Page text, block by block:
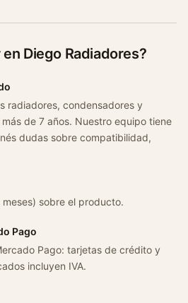
Diego Radiadores?
radiadores, condensadores y
de 7 años. Nuestro equipo tiene
dudas sobre compatibilidad,
sobre el producto.
Pago
Pago: tarjetas de crédito y
incluyen IVA.